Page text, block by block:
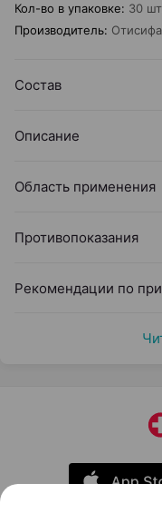
Кол-во в упаковке: 30 шт.
Производитель:
Состав
Описание
Область применения
Противопоказания
Рекомендации по